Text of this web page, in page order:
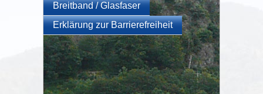
Breitband / Glasfaser
Erklärung zur Barrierefreiheit